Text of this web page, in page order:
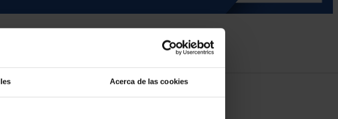
Acerca de las cookies